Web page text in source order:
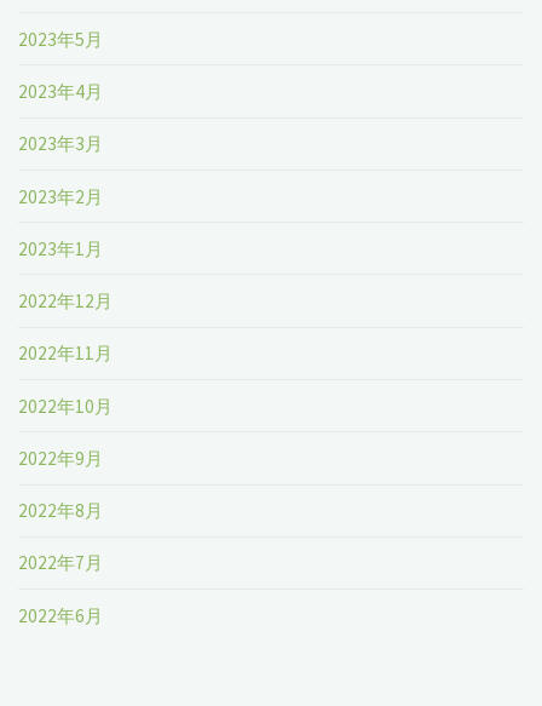
2023年5月
2023年4月
2023年3月
2023年2月
2023年1月
2022年12月
2022年11月
2022年10月
2022年9月
2022年8月
2022年7月
2022年6月